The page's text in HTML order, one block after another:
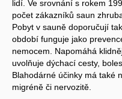
lidí. Ve srovnání s rokem
počet zákazníků saun
Pobyt v sauně doporučují
období funguje jako
nemocem. Napomáhá
uvolňuje dýchací cesty,
Blahodárné účinky má také
migréně či nervozitě.